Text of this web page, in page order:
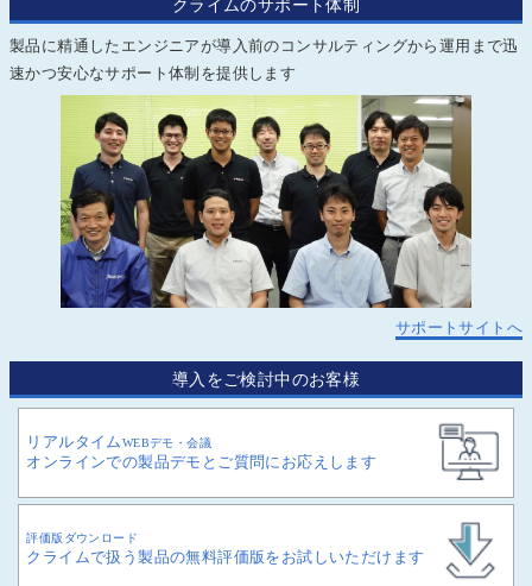
クライムのサポート体制
製品に精通したエンジニアが導入前のコンサルティングから運用まで迅
速かつ安心なサポート体制を提供します
サポートサイトへ
導入をご検討中のお客様
リアルタイムWEBデモ・会議
オンラインでの製品デモとご質問にお応えします
評価版ダウンロード
クライムで扱う製品の無料評価版をお試しいただけます